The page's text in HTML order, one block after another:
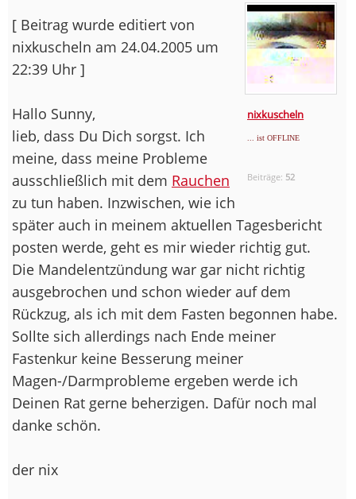
nixkuscheln
... ist OFFLINE
Beiträge: 52
[ Beitrag wurde editiert von
nixkuscheln am 24.04.2005 um
22:39 Uhr ]
Hallo Sunny,
lieb, dass Du Dich sorgst. Ich
meine, dass meine Probleme
ausschließlich mit dem Rauchen
zu tun haben. Inzwischen, wie ich
später auch in meinem aktuellen Tagesbericht
posten werde, geht es mir wieder richtig gut.
Die Mandelentzündung war gar nicht richtig
ausgebrochen und schon wieder auf dem
Rückzug, als ich mit dem Fasten begonnen habe.
Sollte sich allerdings nach Ende meiner
Fastenkur keine Besserung meiner
Magen-/Darmprobleme ergeben werde ich
Deinen Rat gerne beherzigen. Dafür noch mal
danke schön.
der nix